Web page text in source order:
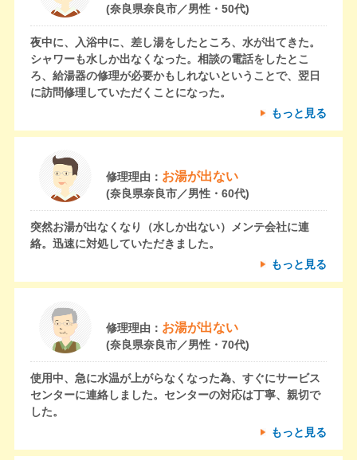
(奈良県奈良市／男性・50代)
夜中に、入浴中に、差し湯をしたところ、水が出てきた。
シャワーも水しか出なくなった。相談の電話をしたとこ
ろ、給湯器の修理が必要かもしれないということで、翌日
に訪問修理していただくことになった。
もっと見る
修理理由： お湯が出ない
(奈良県奈良市／男性・60代)
突然お湯が出なくなり（水しか出ない）メンテ会社に連
絡。迅速に対処していただきました。
もっと見る
修理理由： お湯が出ない
(奈良県奈良市／男性・70代)
使用中、急に水温が上がらなくなった為、すぐにサービス
センターに連絡しました。センターの対応は丁寧、親切で
した。
もっと見る